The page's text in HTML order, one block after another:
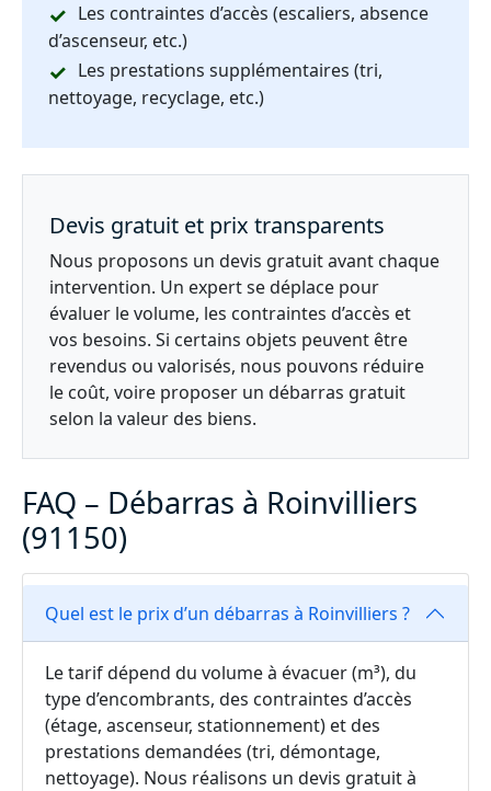
Les contraintes d’accès (escaliers, absence
d’ascenseur, etc.)
Les prestations supplémentaires (tri,
nettoyage, recyclage, etc.)
Devis gratuit et prix transparents
Nous proposons un devis gratuit avant chaque
intervention. Un expert se déplace pour
évaluer le volume, les contraintes d’accès et
vos besoins. Si certains objets peuvent être
revendus ou valorisés, nous pouvons réduire
le coût, voire proposer un débarras gratuit
selon la valeur des biens.
FAQ – Débarras à Roinvilliers
(91150)
Quel est le prix d’un débarras à Roinvilliers ?
Le tarif dépend du volume à évacuer (m³), du
type d’encombrants, des contraintes d’accès
(étage, ascenseur, stationnement) et des
prestations demandées (tri, démontage,
nettoyage). Nous réalisons un devis gratuit à